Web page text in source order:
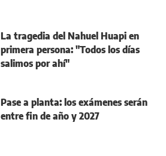
La tragedia del Nahuel Huapi en
primera persona: "Todos los días
salimos por ahí"
Pase a planta: los exámenes serán
entre fin de año y 2027